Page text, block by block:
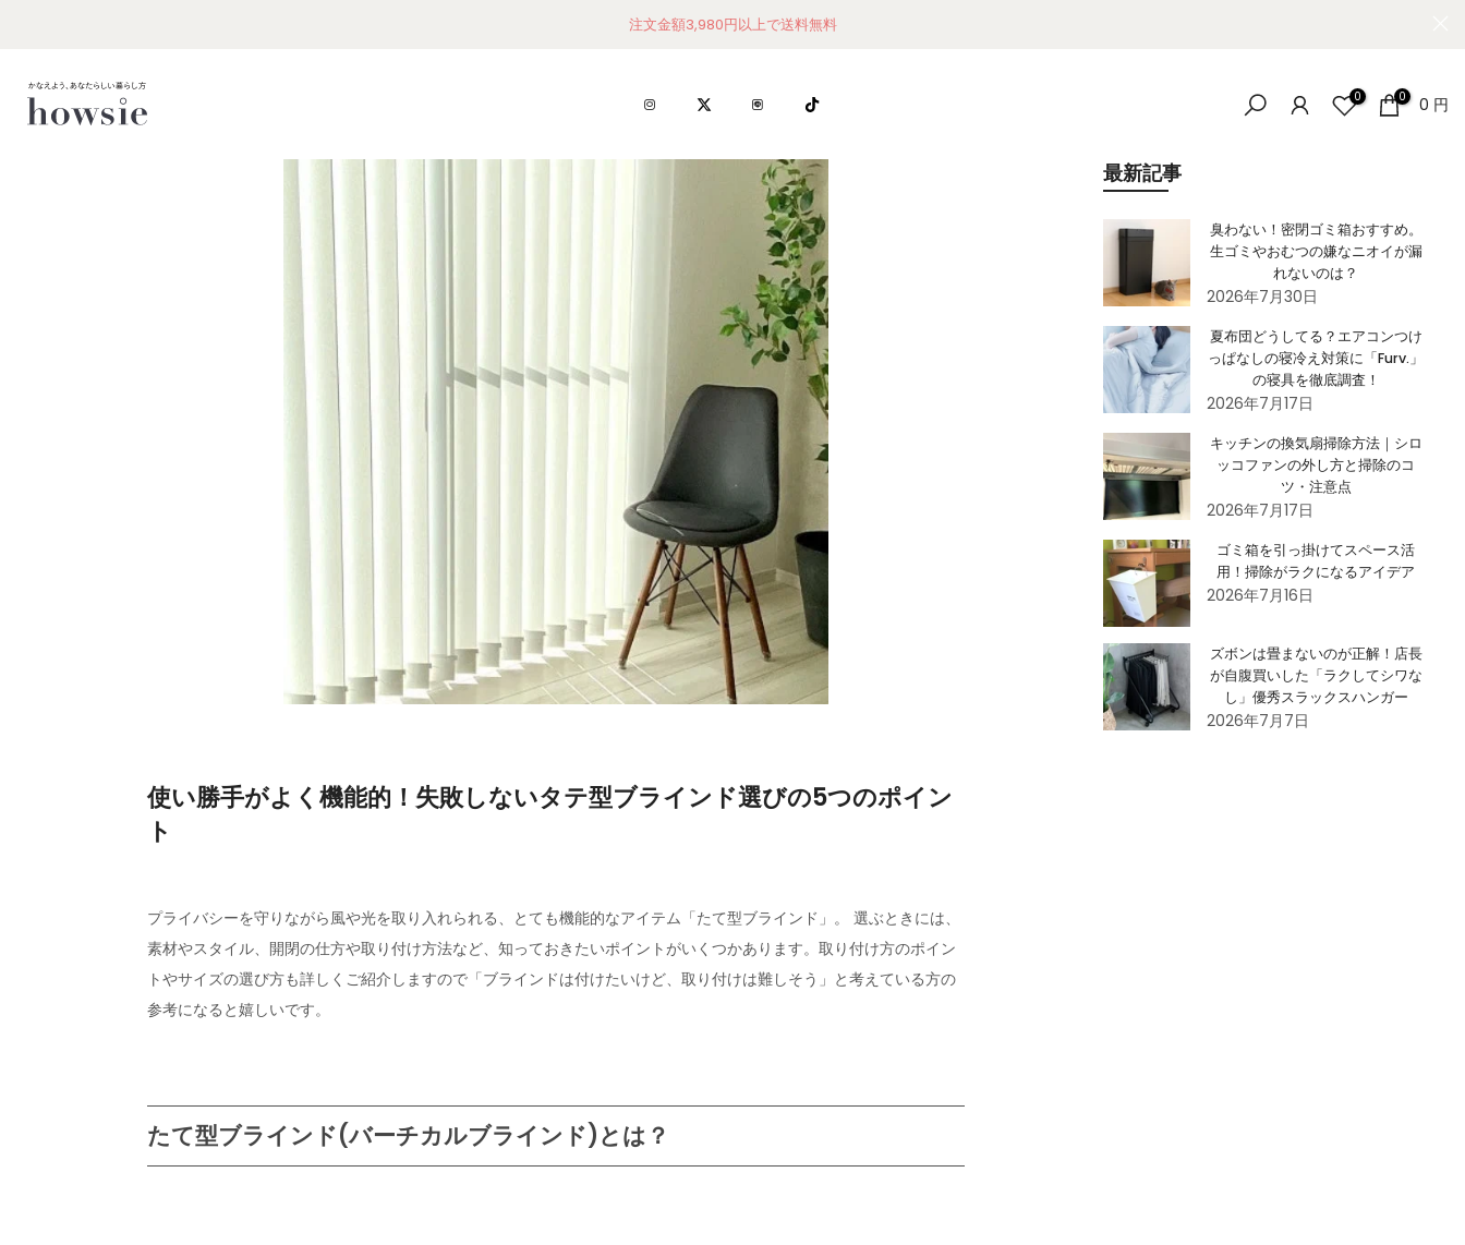
ン
ツ
注文金額3,980円以上で送料無料
0 0 0 円
使い勝手がよく機能的！失敗しないタテ型ブラインド選びの5つのポイン
ト
プライバシーを守りながら風や光を取り入れられる、とても機能的なアイテム「たて型ブラインド」。 選ぶときには、
素材やスタイル、開閉の仕方や取り付け方法など、知っておきたいポイントがいくつかあります。取り付け方のポイン
トやサイズの選び方も詳しくご紹介しますので「ブラインドは付けたいけど、取り付けは難しそう」と考えている方の
参考になると嬉しいです。
たて型ブラインド(バーチカルブラインド)とは？
最新記事
臭わない！密閉ゴミ箱おすすめ。
生ゴミやおむつの嫌なニオイが漏
れないのは？
2026年7月30日
夏布団どうしてる？エアコンつけ
っぱなしの寝冷え対策に「Furv.」
の寝具を徹底調査！
2026年7月17日
キッチンの換気扇掃除方法｜シロ
ッコファンの外し方と掃除のコ
ツ・注意点
2026年7月17日
ゴミ箱を引っ掛けてスペース活
用！掃除がラクになるアイデア
2026年7月16日
ズボンは畳まないのが正解！店長
が自腹買いした「ラクしてシワな
し」優秀スラックスハンガー
2026年7月7日